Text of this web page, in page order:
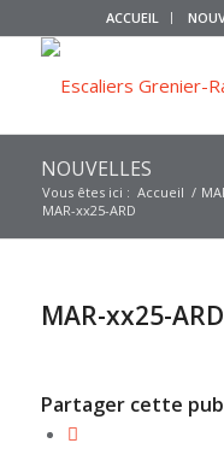
ACCUEIL
NOUVELLES
Vous êtes ici : Accueil /
MAR-xx25-ARD
MAR-xx25-ARD
Partager cette